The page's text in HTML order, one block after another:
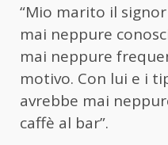
“Mio marito il
mai neppure
mai neppure
motivo. Con lui e i
avrebbe mai
caffè al bar”.